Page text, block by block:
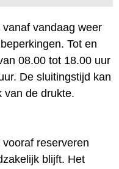
vandaag weer
Tot en
08.00 tot 18.00 uur
De sluitingstijd kan
van de drukte.
reserveren
blijft. Het